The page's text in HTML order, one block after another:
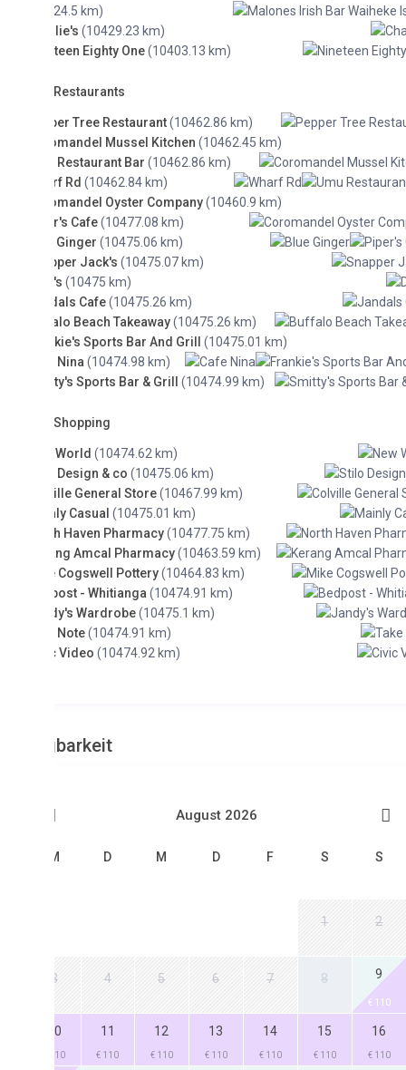
(10429.23 km)
Eighty One (10403.13 km)
Restaurants
Tree Restaurant(10462.86 km)
Mussel Kitchen(10462.45 km)
Restaurant Bar (10462.86 km)
(10462.84 km)
Oyster Company(10460.9 km)
(10477.08 km)
(10475.06 km)
Jack's(10475.07 km)
(10475 km)
(10475.26 km)
Beach Takeaway(10475.26 km)
Sports Bar And Grill (10475.01 km)
(10474.98 km)
Sports Bar & Grill (10474.99 km)
Shopping
(10474.62 km)
& co(10475.06 km)
General Store (10467.99 km)
Casual (10475.01 km)
Haven Pharmacy (10477.75 km)
Amcal Pharmacy (10463.59 km)
Cogswell Pottery
(10464.83 km)
- Whitianga(10474.91 km)
Wardrobe(10475.1 km)
(10474.91 km)
(10474.92 km)
August 2026
D M D F S S
2
4 5 6 7 8 9
11
€ 110
12
€ 110
13
€ 110
14
€ 110
15
€ 110
16
€ 110